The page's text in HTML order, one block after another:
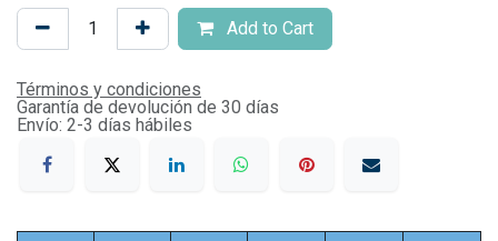
Add to Cart
Términos y condiciones
Garantía de devolución de 30 días
Envío: 2-3 días hábiles